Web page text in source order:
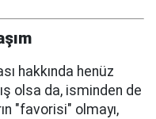
hakkında henüz
olsa da, isminden de
"favorisi" olmayı,